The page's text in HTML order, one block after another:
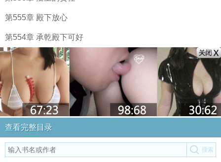
第555章 殿下放心
第554章 承乾殿下可好
查看完整目录